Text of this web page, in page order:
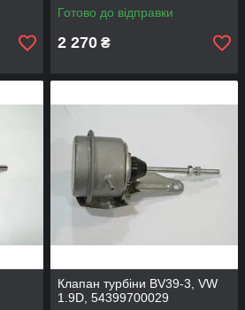
Готово до відправки
2 270 ₴
Клапан турбіни BV39-3, VW
1.9D, 54399700029